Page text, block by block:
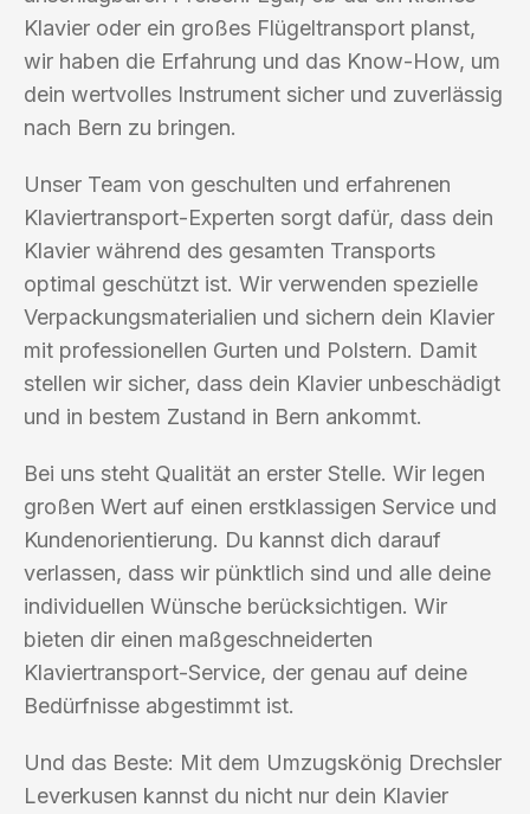
Klavier oder ein großes Flügeltransport planst,
wir haben die Erfahrung und das Know-How, um
dein wertvolles Instrument sicher und zuverlässig
nach Bern zu bringen.
Unser Team von geschulten und erfahrenen
Klaviertransport-Experten sorgt dafür, dass dein
Klavier während des gesamten Transports
optimal geschützt ist. Wir verwenden spezielle
Verpackungsmaterialien und sichern dein Klavier
mit professionellen Gurten und Polstern. Damit
stellen wir sicher, dass dein Klavier unbeschädigt
und in bestem Zustand in Bern ankommt.
Bei uns steht Qualität an erster Stelle. Wir legen
großen Wert auf einen erstklassigen Service und
Kundenorientierung. Du kannst dich darauf
verlassen, dass wir pünktlich sind und alle deine
individuellen Wünsche berücksichtigen. Wir
bieten dir einen maßgeschneiderten
Klaviertransport-Service, der genau auf deine
Bedürfnisse abgestimmt ist.
Und das Beste: Mit dem Umzugskönig Drechsler
Leverkusen kannst du nicht nur dein Klavier